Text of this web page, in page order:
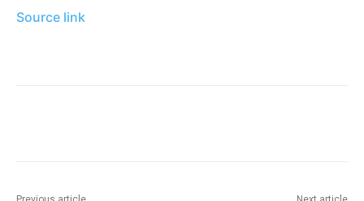
Source link